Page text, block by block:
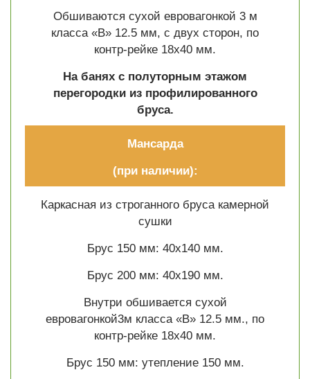
Обшиваются сухой евровагонкой 3 м
класса «В» 12.5 мм, с двух сторон, по
контр-рейке 18х40 мм.
На банях с полуторным этажом
перегородки из профилированного
бруса.
Мансарда
(при наличии):
Каркасная из строганного бруса камерной
сушки
Брус 150 мм: 40х140 мм.
Брус 200 мм: 40х190 мм.
Внутри обшивается сухой
евровагонкой3м класса «В» 12.5 мм., по
контр-рейке 18х40 мм.
Брус 150 мм: утепление 150 мм.